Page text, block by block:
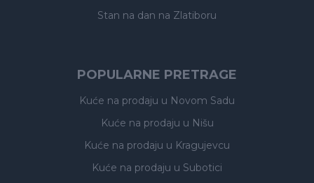
Stan na dan na Zlatiboru
POPULARNE PRETRAGE
Kuće na prodaju u Novom Sadu
Kuće na prodaju u Nišu
Kuće na prodaju u Kragujevcu
Kuće na prodaju u Subotici